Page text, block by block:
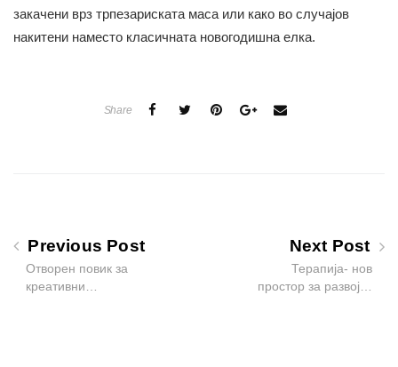
закачени врз трпезариската маса или како во случајов
накитени наместо класичната новогодишна елка.
Share
Previous Post
Отворен повик за
креативни…
Next Post
Терапија- нов
простор за развој…